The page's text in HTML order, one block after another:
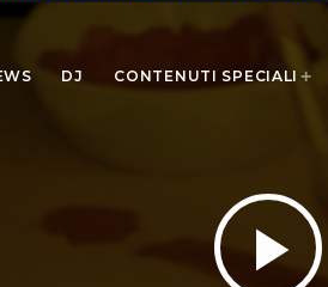
DJ CONTENUTI SPECIALI
play_arrow